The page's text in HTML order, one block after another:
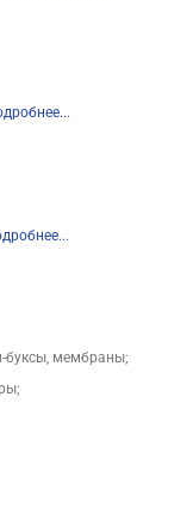
буксы, мембраны;